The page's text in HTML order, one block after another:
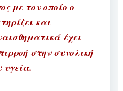
με τον οποίο ο
και
έχει
στην συνολική
υγεία.